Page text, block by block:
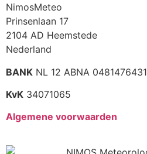
NimosMeteo
Prinsenlaan 17
2104 AD Heemstede
Nederland
BANK NL 12 ABNA 0481476431
KvK 34071065
Algemene voorwaarden